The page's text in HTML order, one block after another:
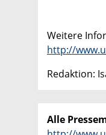
Weitere
http://
Redaktion:
Alle